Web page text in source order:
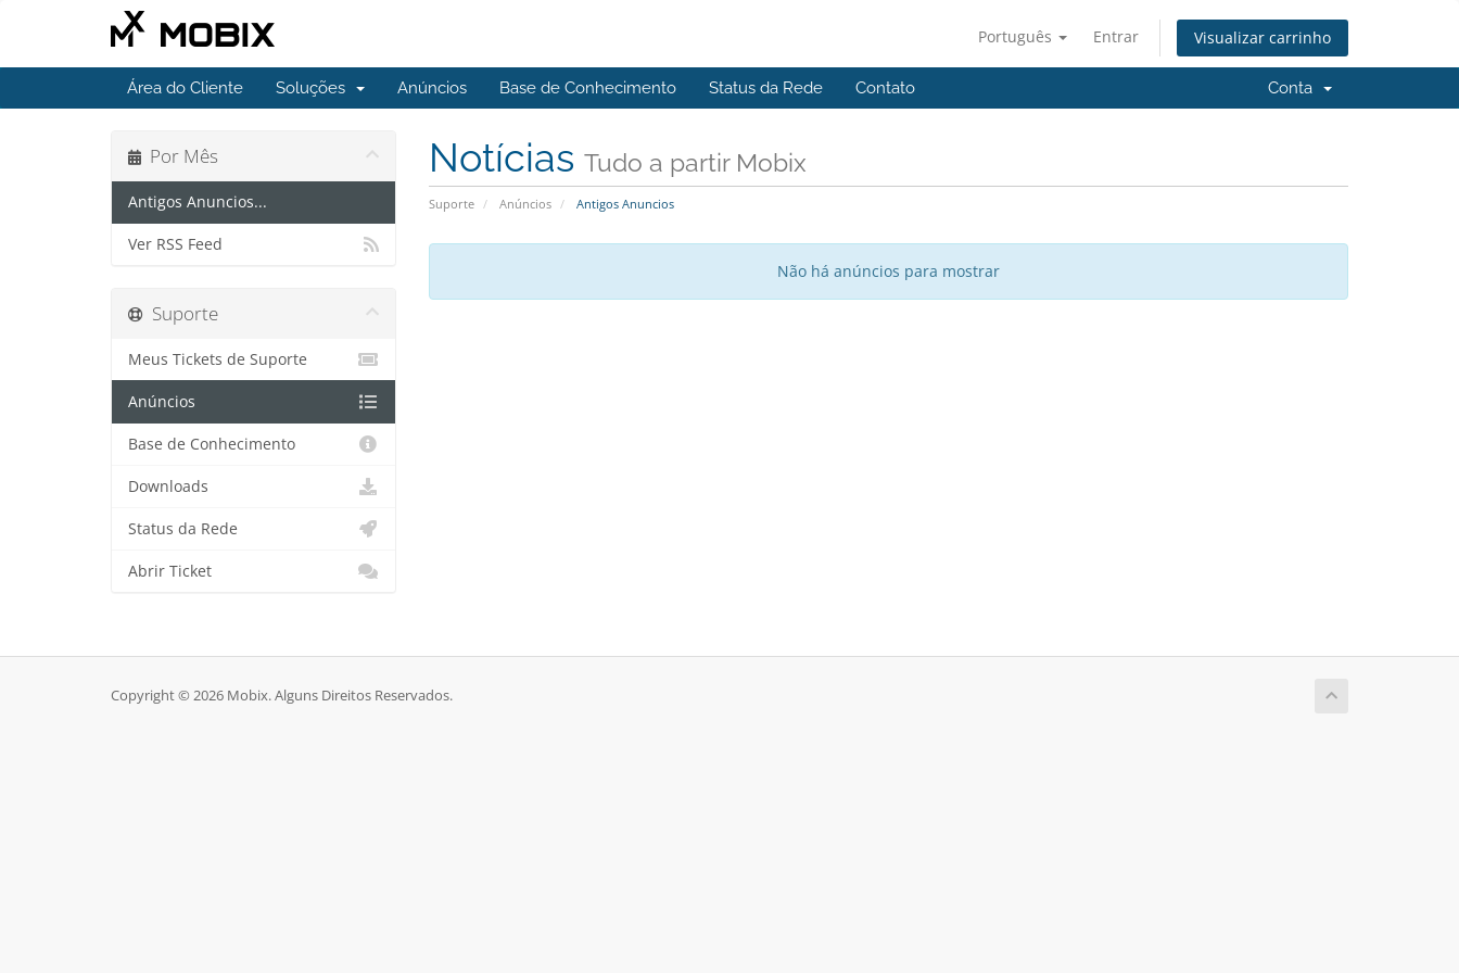
Português Entrar Visualizar carrinho
Área do Cliente Soluções Anúncios Base de Conhecimento Status da Rede Contato Conta
Notícias Tudo a partir Mobix
Suporte Anúncios Antigos Anuncios
Por Mês
Antigos Anuncios...
Ver RSS Feed
Não há anúncios para mostrar
Suporte
Meus Tickets de Suporte
Anúncios
Base de Conhecimento
Downloads
Status da Rede
Abrir Ticket
Copyright © 2026 Mobix. Alguns Direitos Reservados.